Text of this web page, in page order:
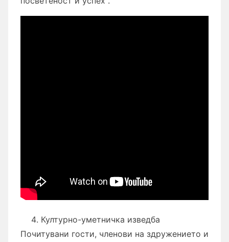
Културно-уметничка изведба
Почитувани гости, членови на здружението и